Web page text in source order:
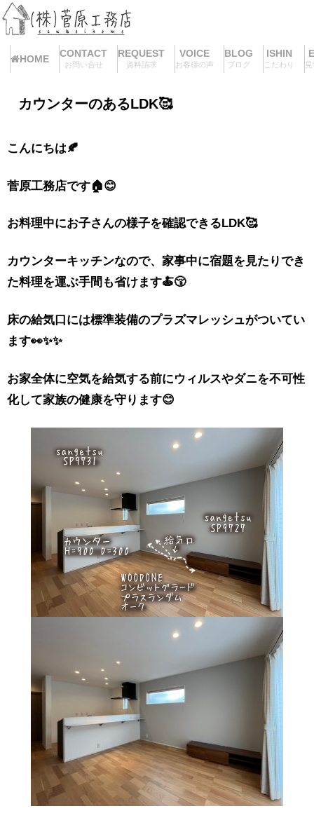
HOME CONTACT
お問い合せ
REQUEST
資料請求
VOICE
お客様の声
BLOG
ブログ
ISHIN
こだわり
カウンターのあるLDK🥰
こんにちは🍂
菅原工務店です🏠😊
お料理中にお子さんの様子を確認できるLDK🥰
カウンターキッチンなので、家事中に宿題を見たりでき
た料理を運ぶ手間も省けます🍝😚
床の給気口には標準装備のプラズマレッシュがついてい
ます👀✨✨
お家全体に空気を給気する前にウィルスやダニを不可性
化して家族の健康を守ります😊